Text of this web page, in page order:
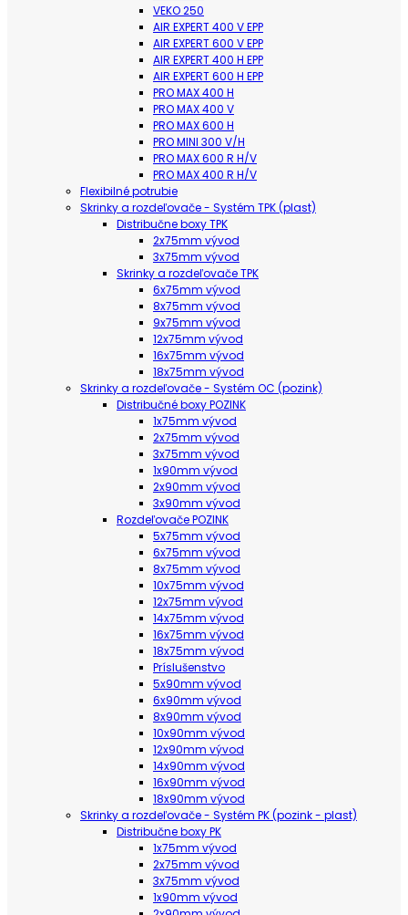
VEKO 250
AIR EXPERT 400 V EPP
AIR EXPERT 600 V EPP
AIR EXPERT 400 H EPP
AIR EXPERT 600 H EPP
PRO MAX 400 H
PRO MAX 400 V
PRO MAX 600 H
PRO MINI 300 V/H
PRO MAX 600 R H/V
PRO MAX 400 R H/V
Flexibilné potrubie
Skrinky a rozdeľovače - Systém TPK (plast)
Distribučne boxy TPK
2x75mm vývod
3x75mm vývod
Skrinky a rozdeľovače TPK
6x75mm vývod
8x75mm vývod
9x75mm vývod
12x75mm vývod
16x75mm vývod
18x75mm vývod
Skrinky a rozdeľovače - Systém OC (pozink)
Distribučné boxy POZINK
1x75mm vývod
2x75mm vývod
3x75mm vývod
1x90mm vývod
2x90mm vývod
3x90mm vývod
Rozdeľovače POZINK
5x75mm vývod
6x75mm vývod
8x75mm vývod
10x75mm vývod
12x75mm vývod
14x75mm vývod
16x75mm vývod
18x75mm vývod
Príslušenstvo
5x90mm vývod
6x90mm vývod
8x90mm vývod
10x90mm vývod
12x90mm vývod
14x90mm vývod
16x90mm vývod
18x90mm vývod
Skrinky a rozdeľovače - Systém PK (pozink - plast)
Distribučne boxy PK
1x75mm vývod
2x75mm vývod
3x75mm vývod
1x90mm vývod